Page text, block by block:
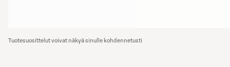
Tuotesuosittelut voivat näkyä sinulle kohdennetusti